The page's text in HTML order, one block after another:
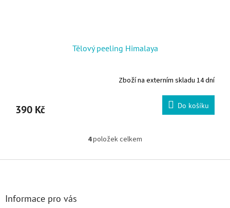
Tělový peeling Himalaya
Zboží na externím skladu 14 dní
390 Kč Do košíku
Ovládací prvky výpisu
4položek celkem
Informace pro vás